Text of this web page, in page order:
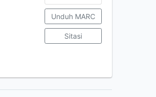
Unduh MARC
Sitasi